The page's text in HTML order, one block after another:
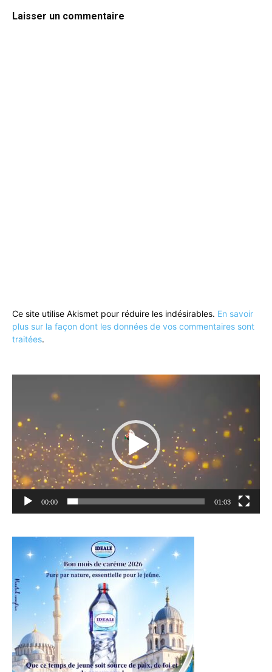
Laisser un commentaire
Ce site utilise Akismet pour réduire les indésirables. En savoir
plus sur la façon dont les données de vos commentaires sont
traitées.
00:00 01:03